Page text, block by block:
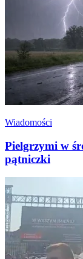
Wiadomości
Pielgrzymi w
pątniczki